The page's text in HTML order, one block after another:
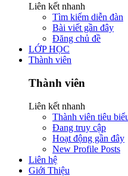
Liên kết nhanh
Tìm kiếm diễn đàn
Bài viết gần đây
Đăng chủ đề
LỚP HỌC
Thành viên
Thành viên
Liên kết nhanh
Thành viên tiêu
Đang truy cập
Hoạt động gần đây
New Profile Posts
Liên hệ
Giới Thiệu